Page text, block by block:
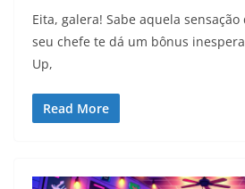
Eita, galera! Sabe aquela
seu chefe te dá um bônus
Up,
Read More